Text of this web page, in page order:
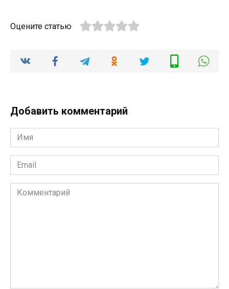
Оцените статью
Добавить комментарий
Имя
*
Email
*
Комментарий